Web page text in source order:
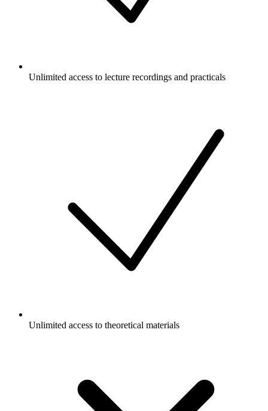
Unlimited access to lecture recordings and practicals
Unlimited access to theoretical materials